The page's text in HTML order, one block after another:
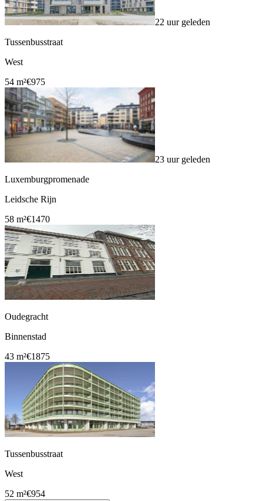
22 uur geleden
Tussenbusstraat
West
54 m²€975
23 uur geleden
Luxemburgpromenade
Leidsche Rijn
58 m²€1470
Oudegracht
Binnenstad
43 m²€1875
Tussenbusstraat
West
52 m²€954